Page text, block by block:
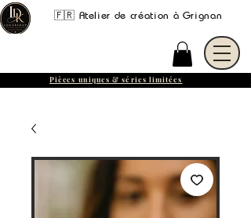
🇫🇷 Atelier de création à Grignan
Pièces uniques & séries limitées